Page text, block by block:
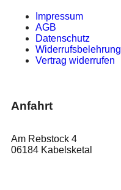
Impressum
AGB
Datenschutz
Widerrufsbelehrung
Vertrag widerrufen
Anfahrt
Am Rebstock 4
06184 Kabelsketal